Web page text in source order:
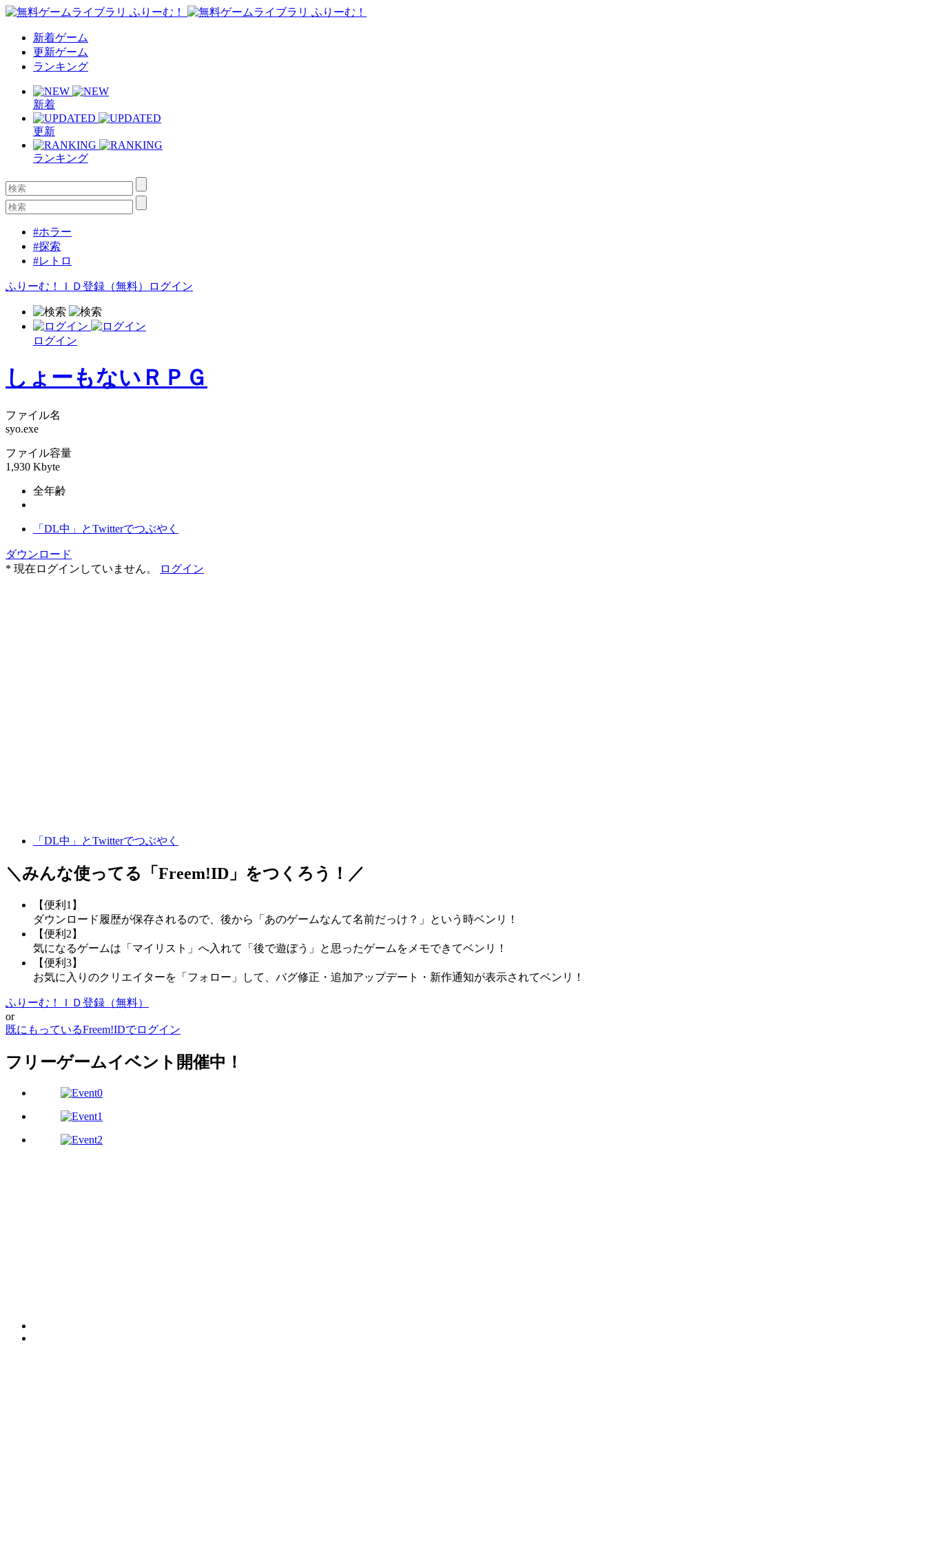
新着ゲーム
更新ゲーム
ランキング
新着
更新
ランキング
#ホラー
#探索
#レトロ
ふりーむ！ＩＤ登録（無料） ログイン
ログイン
しょーもないＲＰＧ
ファイル名
syo.exe
ファイル容量
1,930 Kbyte
全年齢
「DL中」とTwitterでつぶやく
ダウンロード
* 現在ログインしていません。
ログイン
「DL中」とTwitterでつぶやく
＼みんな使ってる「 Freem!ID 」をつくろう！／
【便利1】
ダウンロード履歴が保存されるので、後から「あのゲームなんて名前だっけ？」という時ベンリ！
【便利2】
気になるゲームは「マイリスト」へ入れて「後で遊ぼう」と思ったゲームをメモできてベンリ！
【便利3】
お気に入りのクリエイターを「フォロー」して、バグ修正・追加アップデート・新作通知が表示されてベンリ！
ふりーむ！ＩＤ登録（無料）
or
既にもっているFreem!IDでログイン
フリーゲームイベント開催中！